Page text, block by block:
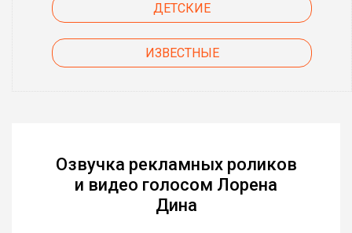
ДЕТСКИЕ
ИЗВЕСТНЫЕ
Озвучка рекламных роликов
и видео голосом Лорена
Дина